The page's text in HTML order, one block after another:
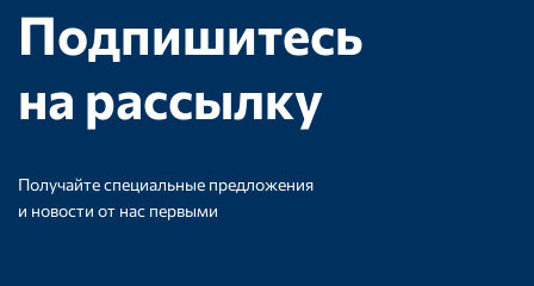
Подпишитесь
на рассылку
Получайте специальные предложения
и новости от нас первыми